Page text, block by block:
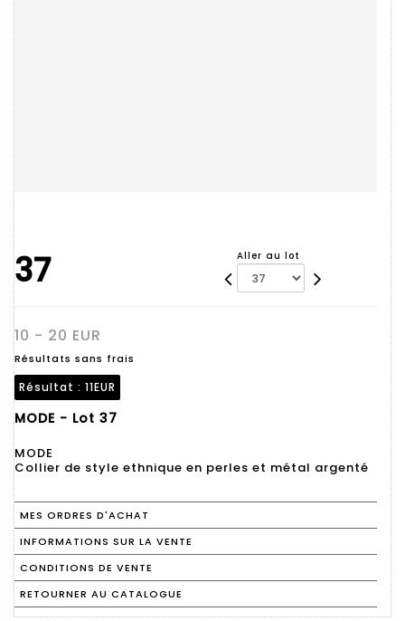
37 Aller au lot
10 - 20 EUR
Résultats sans frais
Résultat : 11EUR
MODE - Lot 37
MODE
Collier de style ethnique en perles et métal argenté
MES ORDRES D'ACHAT
INFORMATIONS SUR LA VENTE
CONDITIONS DE VENTE
RETOURNER AU CATALOGUE